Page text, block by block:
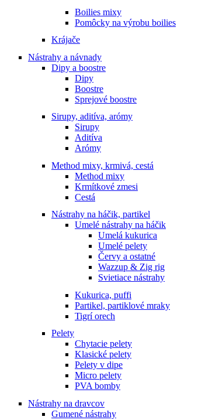
Boilies mixy
Pomôcky na výrobu boilies
Krájače
Nástrahy a návnady
Dipy a boostre
Dipy
Boostre
Sprejové boostre
Sirupy, aditíva, arómy
Sirupy
Aditíva
Arómy
Method mixy, krmivá, cestá
Method mixy
Krmítkové zmesi
Cestá
Nástrahy na háčik, partikel
Umelé nástrahy na háčik
Umelá kukurica
Umelé pelety
Červy a ostatné
Wazzup & Zig rig
Svietiace nástrahy
Kukurica, puffi
Partikel, partiklové mraky
Tigrí orech
Pelety
Chytacie pelety
Klasické pelety
Pelety v dipe
Micro pelety
PVA bomby
Nástrahy na dravcov
Gumené nástrahy